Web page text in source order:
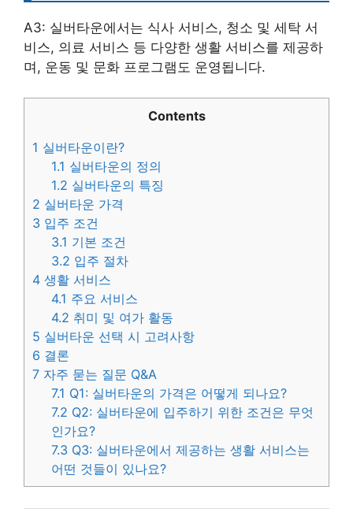
A3: 실버타운에서는 식사 서비스, 청소 및 세탁 서
비스, 의료 서비스 등 다양한 생활 서비스를 제공하
며, 운동 및 문화 프로그램도 운영됩니다.
Contents
1 실버타운이란?
1.1 실버타운의 정의
1.2 실버타운의 특징
2 실버타운 가격
3 입주 조건
3.1 기본 조건
3.2 입주 절차
4 생활 서비스
4.1 주요 서비스
4.2 취미 및 여가 활동
5 실버타운 선택 시 고려사항
6 결론
7 자주 묻는 질문 Q&A
7.1 Q1: 실버타운의 가격은 어떻게 되나요?
7.2 Q2: 실버타운에 입주하기 위한 조건은 무엇
인가요?
7.3 Q3: 실버타운에서 제공하는 생활 서비스는
어떤 것들이 있나요?